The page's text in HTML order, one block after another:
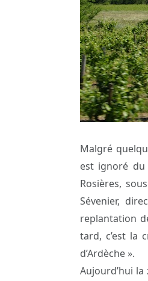
Malgré
est ignoré du
Rosières,
Sévenier,
replantation
tard, c’est la
d’Ardèche ».
Aujourd’hui